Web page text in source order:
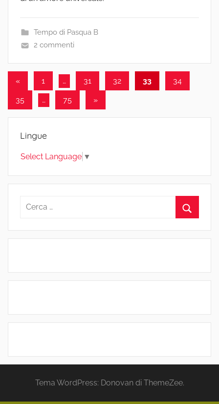
Tempo di Pasqua B
2 commenti
Paginazione
degli
articoli
«Articolo
precedente
1 … 31 32 33 34
35 … 75
Articolo
»
Lingue
Select Language ▼
Ricerca
Tema WordPress: Donovan di ThemeZee.